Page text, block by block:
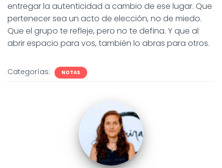
entregar la autenticidad a cambio de ese lugar. Que
pertenecer sea un acto de elección, no de miedo.
Que el grupo te refleje, pero no te defina. Y que al
abrir espacio para vos, también lo abras para otros.
Categorías: NOTAS